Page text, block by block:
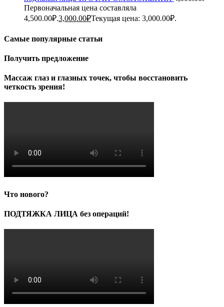
Первоначальная цена составляла
4,500.00₽.3,000.00₽Текущая цена: 3,000.00₽.
Самые популярные статьи
Получить предложение
Массаж глаз и глазных точек, чтобы восстановить
четкость зрения!
Что нового?
ПОДТЯЖКА ЛИЦА без операций!